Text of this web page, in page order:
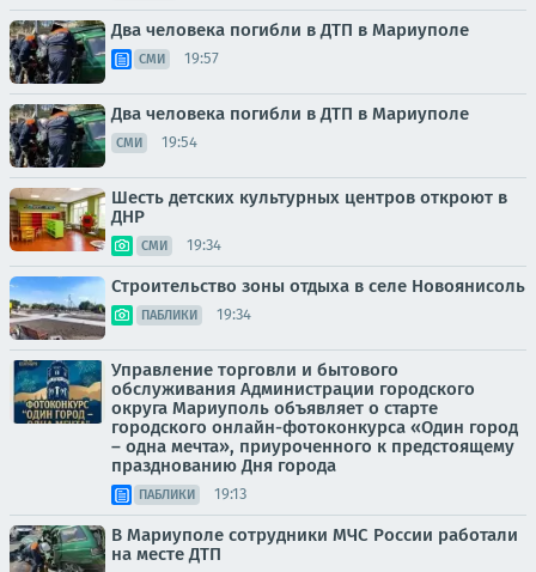
Два человека погибли в ДТП в Мариуполе
СМИ 19:57
Два человека погибли в ДТП в Мариуполе
СМИ 19:54
Шесть детских культурных центров откроют в
ДНР
СМИ 19:34
Строительство зоны отдыха в селе Новоянисоль
ПАБЛИКИ 19:34
Управление торговли и бытового
обслуживания Администрации городского
округа Мариуполь объявляет о старте
городского онлайн-фотоконкурса «Один город
– одна мечта», приуроченного к предстоящему
празднованию Дня города
ПАБЛИКИ 19:13
В Мариуполе сотрудники МЧС России работали
на месте ДТП